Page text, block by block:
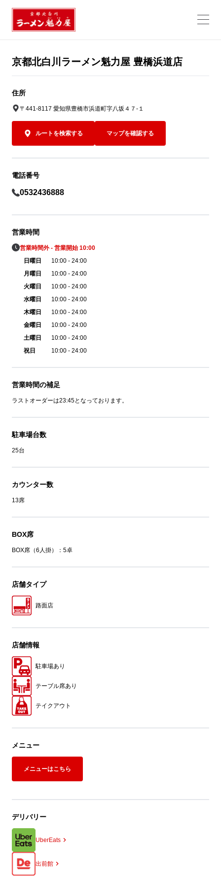
京都北白川ラーメン魁力屋 豊橋浜道店
住所
〒441-8117 愛知県豊橋市浜道町字八坂４７-１
ルートを検索する マップを確認する
電話番号
0532436888
営業時間
営業時間外 - 営業開始 10:00
日曜日
10:00 - 24:00
月曜日
10:00 - 24:00
火曜日
10:00 - 24:00
水曜日
10:00 - 24:00
木曜日
10:00 - 24:00
金曜日
10:00 - 24:00
土曜日
10:00 - 24:00
祝日
10:00 - 24:00
営業時間の補足
ラストオーダーは23:45となっております。
駐車場台数
25台
カウンター数
13席
BOX席
BOX席（6人掛）：5卓
店舗タイプ
路面店
店舗情報
駐車場あり
テーブル席あり
テイクアウト
メニュー
メニューはこちら
デリバリー
UberEats
出前館